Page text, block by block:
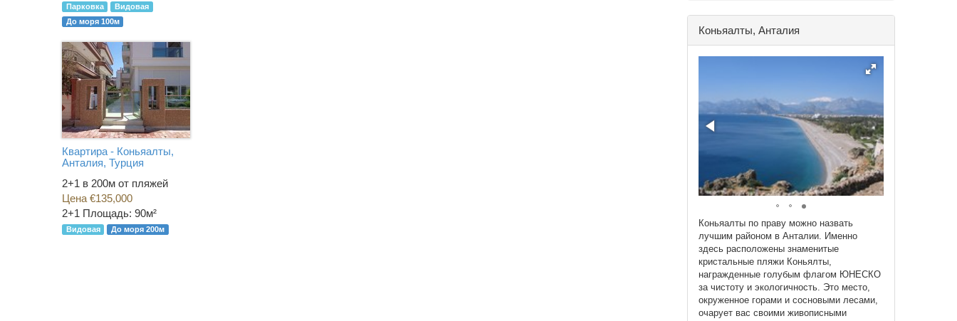
Коньяалты, Анталия
Коньяалты по праву можно назвать
лучшим районом в Анталии. Именно
здесь расположены знаменитые
кристальные пляжи Коньялты,
награжденные голубым флагом ЮНЕСКО
за чистоту и экологичность. Это место,
окруженное горами и сосновыми лесами,
очарует вас своими живописными
Парковка
Видовая
До моря 100м
Квартира - Коньяалты,
Анталия, Турция
2+1 в 200м от пляжей
Цена €135,000
2+1 Площадь: 90м²
Видовая До моря 200м